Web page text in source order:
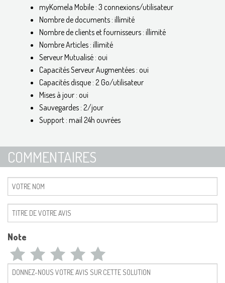
myKomela Mobile : 3 connexions/utilisateur
Nombre de documents : illimité
Nombre de clients et fournisseurs : illimité
Nombre Articles : illimité
Serveur Mutualisé : oui
Capacités Serveur Augmentées : oui
Capacités disque : 2 Go/utilisateur
Mises à jour : oui
Sauvegardes : 2/jour
Support : mail 24h ouvrées
COMMENTAIRES
Note